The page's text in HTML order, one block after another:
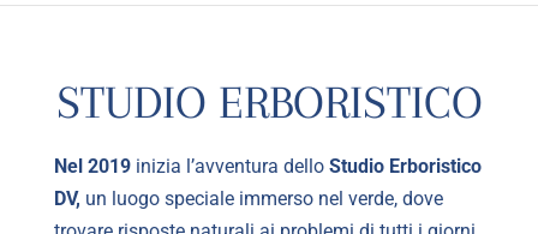
STUDIO ERBORISTICO
Nel 2019 inizia l’avventura dello Studio Erboristico
DV, un luogo speciale immerso nel verde, dove